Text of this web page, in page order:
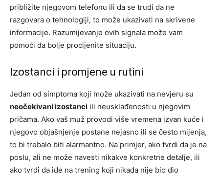
približite njegovom telefonu ili da se trudi da ne
razgovara o tehnologiji, to može ukazivati na skrivene
informacije. Razumijevanje ovih signala može vam
pomoći da bolje procijenite situaciju.
Izostanci i promjene u rutini
Jedan od simptoma koji može ukazivati na nevjeru su
neočekivani izostanci ili neusklađenosti u njegovim
pričama. Ako vaš muž provodi više vremena izvan kuće i
njegovo objašnjenje postane nejasno ili se često mijenja,
to bi trebalo biti alarmantno. Na primjer, ako tvrdi da je na
poslu, ali ne može navesti nikakve konkretne detalje, ili
ako tvrdi da ide na trening koji nikada nije bio dio